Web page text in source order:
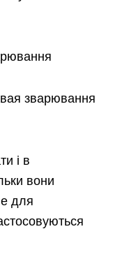
зварювання
і в
вони
для